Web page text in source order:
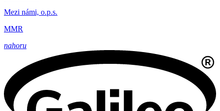
Mezi námi, o.p.s.
MMR
nahoru